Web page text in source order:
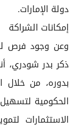
دولة الإمارات.
إمكانات الشراكة
وعن وجود فرص
ذكر بدر شودري،
بدوره، من
الحكومية
الاستثمارات